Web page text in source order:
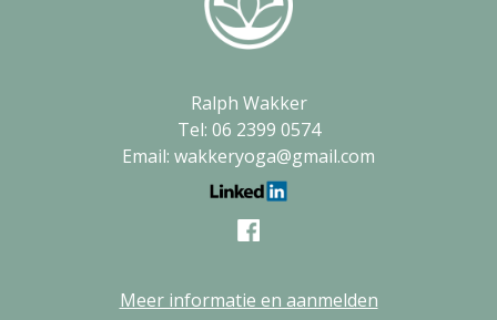
Ralph Wakker
Tel: 06 2399 0574
Email: wakkeryoga@gmail.com
Meer informatie en aanmelden